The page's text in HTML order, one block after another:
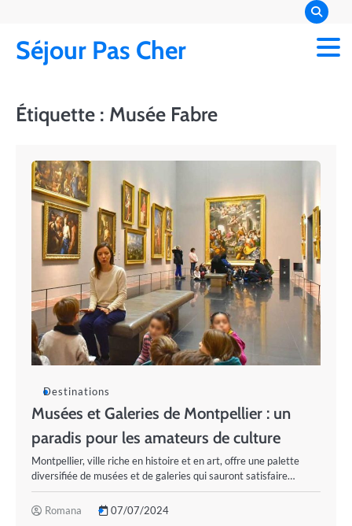
content
Séjour Pas Cher
Étiquette : Musée Fabre
Destinations
Musées et Galeries de Montpellier : un
paradis pour les amateurs de culture
Montpellier, ville riche en histoire et en art, offre une palette
diversifiée de musées et de galeries qui sauront satisfaire…
Romana 07/07/2024